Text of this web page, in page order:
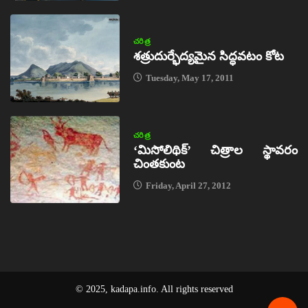
చరిత్ర
శత్రుదుర్భేద్యమైన సిద్ధవటం కోట
Tuesday, May 17, 2011
చరిత్ర
‘మిసోలిథిక్‌’ చిత్రాల స్థావరం
చింతకుంట
Friday, April 27, 2012
© 2025, kadapa.info. All rights reserved